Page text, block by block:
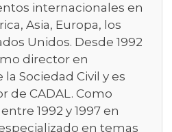
internacionales en
Asia, Europa, los
Unidos. Desde 1992
director en
Sociedad Civil y es
de CADAL. Como
1992 y 1997 en
en temas